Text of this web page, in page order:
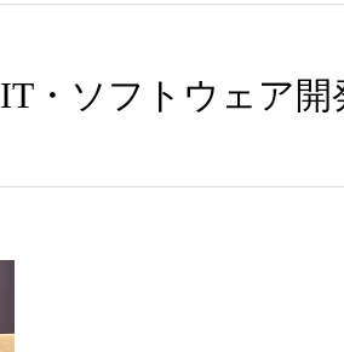
IT・ソフトウェア開